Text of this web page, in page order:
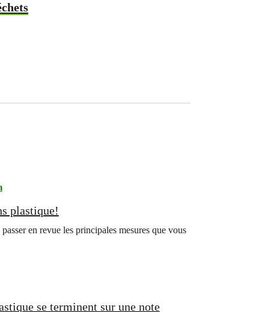
plastique!
en revue les principales mesures que vous
se terminent sur une note